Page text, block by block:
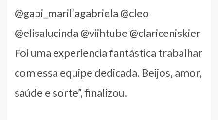
@gabi_mariliagabriela @cleo
@elisalucinda @viihtube @clariceniskier
Foi uma experiencia fantástica trabalhar
com essa equipe dedicada. Beijos, amor,
saúde e sorte”, finalizou.